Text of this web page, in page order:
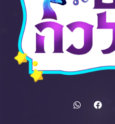
F
a
W
h